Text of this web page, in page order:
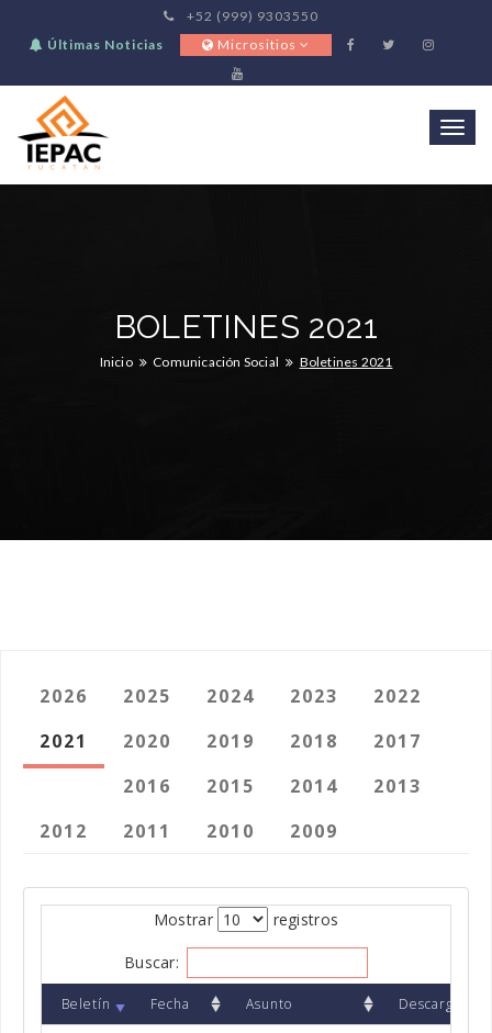
+52 (999) 9303550
Últimas Noticias
Micrositios
BOLETINES 2021
Inicio Comunicación Social Boletines 2021
2026 2025 2024 2023
2022
2021
2020 2019 2018
2017
2016
2015 2014
2013
2012
2011 2010 2009
Mostrar registros
Buscar:
Beletín Fecha Asunto Descargar